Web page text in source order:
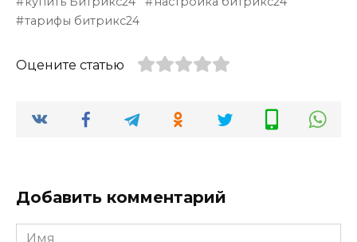
тарифы битрикс24
Оцените статью
Добавить комментарий
Имя